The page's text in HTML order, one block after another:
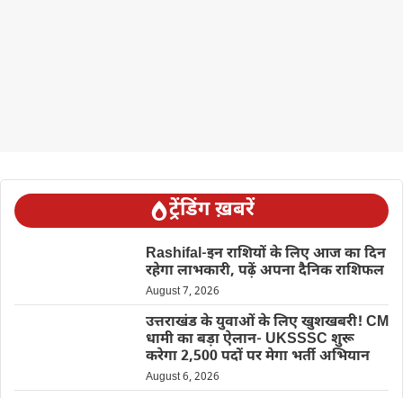
ट्रेंडिंग ख़बरें
Rashifal-इन राशियों के लिए आज का दिन
रहेगा लाभकारी, पढ़ें अपना दैनिक राशिफल
August 7, 2026
उत्तराखंड के युवाओं के लिए खुशखबरी! CM
धामी का बड़ा ऐलान- UKSSSC शुरू
करेगा 2,500 पदों पर मेगा भर्ती अभियान
August 6, 2026